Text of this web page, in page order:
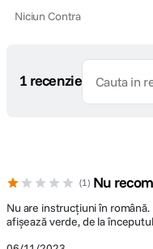
Niciun Contra
1 recenzie
1 Nu
Nu are instrucțiuni în
afișează verde, de la